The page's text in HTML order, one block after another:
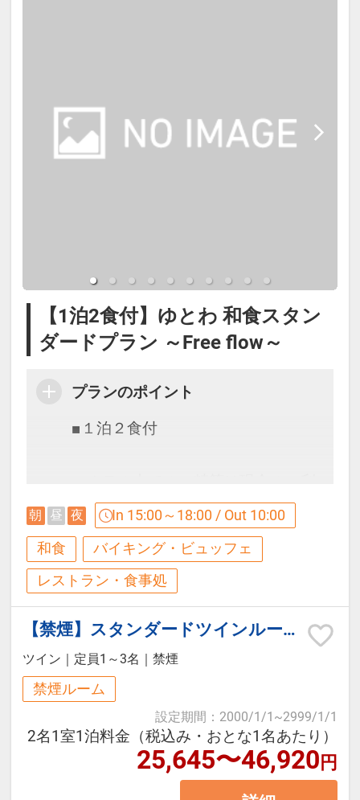
お願い申し上げます。
泉（自家源泉）です。
（営業時間15：00～23：00 / 6：00
～9：30）
※※※ソファーベッドについて
のご準備はお休みの際にお客様ご自
身にお願いしています。 予めご承知
下さいますようお願い申し上げま
す。
※セミダブル客室にはシャワー・バ
スタブはついていません。
※ツインルームはシャワーブースの
みの設置となります。
【1泊2食付】ゆとわ 和食スタン
ダードプラン ～Free flow～
プランのポイント
■１泊２食付
用はできません。クレジットカー
ド、モバイル決済（ＱＲ決済）、交
通系ICのご利用となります。
四季に拘った料理の数々は、一品一
品を組み合わせることで新しい味覚
と愉しさを演出する、 料理長が趣向
を凝らしたブッフェ（約15品）と組
み合わせた和食料理です。
※コンドミニアム棟にはフロントは
朝 昼 夜 In 15:00～18:00 / Out 10:00
和食
バイキング・ビュッフェ
レストラン・食事処
【禁煙】スタンダードツインルーム
ツイン 定員1～3名 禁煙
禁煙ルーム
設定期間 ： 2000/1/1 ~2999/1/1
2名1室1泊料金（税込み・おとな1名あたり）
25,645〜46,920円